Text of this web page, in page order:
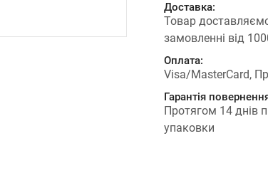
Доставка:
Товар
замовленні від
Оплата:
Visa/MasterCard,
Гарантія
Протягом 14 днів
упаковки